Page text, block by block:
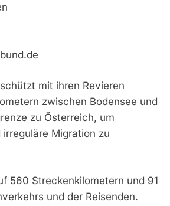
mit ihren Revieren
zwischen Bodensee und
zu Österreich, um
Migration zu
560 Streckenkilometern und 91
und der Reisenden.